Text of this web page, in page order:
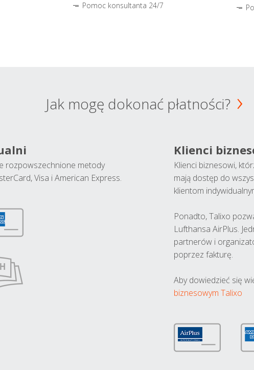
Pomoc konsultanta 24/7
Jak mogę dokonać płatności?
rozpowszechnione metody
Visa i American Express.
Klienci
Klienci biznesowi,
mają dostęp do
klientom
Ponadto, Talixo
Lufthansa AirPlus.
partnerów i
poprzez fakturę.
Aby dowiedzieć się
biznesowym Talixo